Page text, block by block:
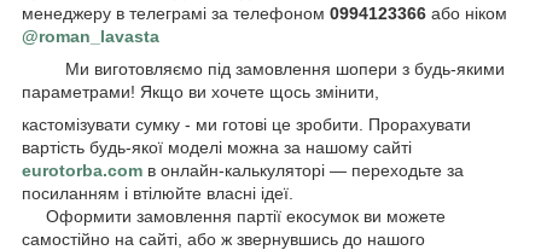
менеджеру в телеграмі за телефоном 0994123366 або ніком
@roman_lavasta
Ми виготовляємо під замовлення шопери з будь-якими
параметрами! Якщо ви хочете щось змінити,
кастомізувати сумку - ми готові це зробити. Прорахувати
вартість будь-якої моделі можна за нашому сайті
eurotorba.com в онлайн-калькуляторі — переходьте за
посиланням і втілюйте власні ідеї.
Оформити замовлення партії екосумок ви можете
самостійно на сайті, або ж звернувшись до нашого